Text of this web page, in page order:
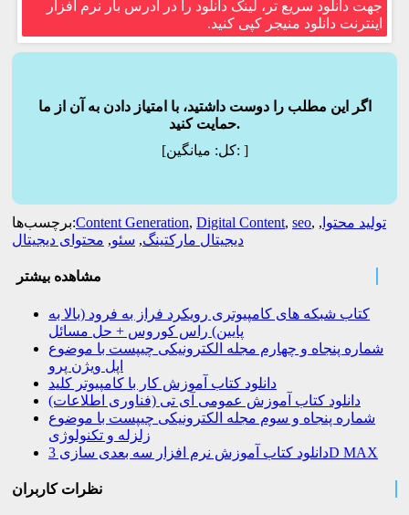
جهت دانلود سریع تر، لینک دانلود را در آدرس بار نرم افزار
اینترنت دانلود منیجر کپی کنید.
اگر این مطلب را دوست داشتید، با امتیاز دادن به آن از ما
حمایت کنید.
[کل:میانگین: ]
برچسب‌ها:Content Generation, Digital Content, seo, تولید محتوا ,
دیجیتال مارکتینگ, سئو, محتوای دیجیتال
مشاهده بیشتر
کتاب شبکه های کامپیوتری رویکرد فراز به فرود (بالا به
پایین) راس کوروس + حل مسائل
شماره پنجاه و چهارم مجله الکترونیکی چیپست با موضوع
اپل ویژن پرو
دانلود کتاب آموزش کار با کامپیوتر کلید
دانلود کتاب آموزش عمومی آی تی (فناوری اطلاعات)
شماره پنجاه و سوم مجله الکترونیکی چیپست با موضوع
زلزله و تکنولوژی
دانلود کتاب آموزش نرم افزار سه بعدی سازی 3D MAX
نظرات کاربران